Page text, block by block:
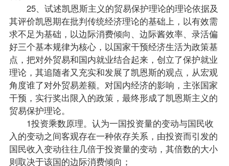
25、试述凯恩斯主义的贸易保护理论的理论依据及
其评价凯恩期在批判传统经济理论的基础上，以有效需
求不足为基础，以边际消费倾向、边际酱效率、录活偏
好三个基本规律为核心，以国家干预经济生活为政策基
点，把对外贸易和国内就业结合起来，创立了保护就业
理论，其追随者又充实和发展了凯恩斯的观点，从宏观
角度谁了对外贸易差额。对国内经济的影响，主张国家
干预，实行奖出限入的政策，最终形成了凯恩斯主义的
贸易保护理论。
1投资乘数原理。认为一国投资量的变动与国民收
入的变动之间客观存在一种依存关系，由投资而引发的
国民收入变动往往几倍于投资量的变动，其倍数的大小
则取决于该国的边际消费倾向；